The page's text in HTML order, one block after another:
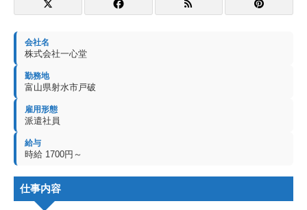
会社名
株式会社一心堂
勤務地
富山県射水市戸破
雇用形態
派遣社員
給与
時給 1700円～
仕事内容